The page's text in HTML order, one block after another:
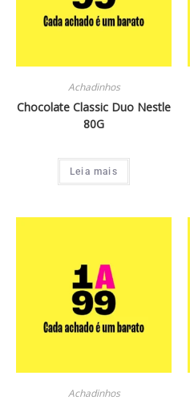
Achadinhos
Chocolate Classic Duo Nestle
80G
Leia mais
Achadinhos